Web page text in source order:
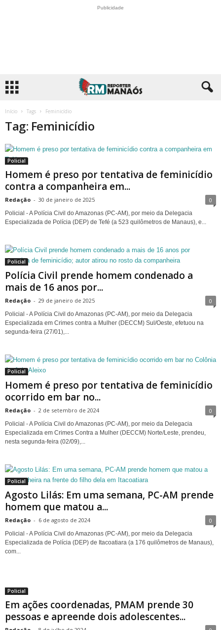
Publicidade
Início Tags Feminicídio
Tag: Feminicídio
Policial
Homem é preso por tentativa de feminicídio
contra a companheira em...
Redação - 30 de janeiro de 2025 0
Policial - A Polícia Civil do Amazonas (PC-AM), por meio da Delegacia
Especializada de Polícia (DEP) de Tefé (a 523 quilômetros de Manaus), e...
Policial
Polícia Civil prende homem condenado a
mais de 16 anos por...
Redação - 29 de janeiro de 2025 0
Policial - A Polícia Civil do Amazonas (PC-AM), por meio da Delegacia
Especializada em Crimes contra a Mulher (DECCM) Sul/Oeste, efetuou na
segunda-feira (27/01),...
Policial
Homem é preso por tentativa de feminicídio
ocorrido em bar no...
Redação - 2 de setembro de 2024 0
Policial - A Polícia Civil do Amazonas (PC-AM), por meio da Delegacia
Especializada em Crimes Contra a Mulher (DECCM) Norte/Leste, prendeu,
nesta segunda-feira (02/09),...
Policial
Agosto Lilás: Em uma semana, PC-AM prende
homem que matou a...
Redação - 6 de agosto de 2024 0
Policial - A Polícia Civil do Amazonas (PC-AM), por meio da Delegacia
Especializada de Polícia (DEP) de Itacoatiara (a 176 quilômetros de Manaus),
com...
Policial
Em ações coordenadas, PMAM prende 30
pessoas e apreende dois adolescentes...